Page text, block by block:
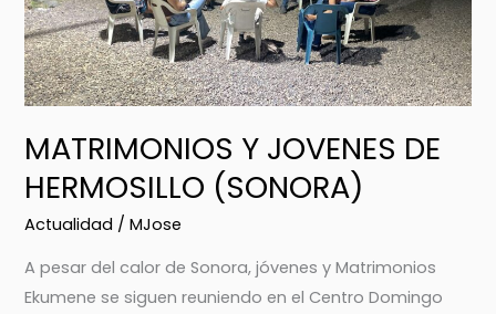
MATRIMONIOS Y JOVENES DE
HERMOSILLO (SONORA)
Actualidad /MJose
A pesar del calor de Sonora, jóvenes y Matrimonios
Ekumene se siguen reuniendo en el Centro Domingo
(SONORA)